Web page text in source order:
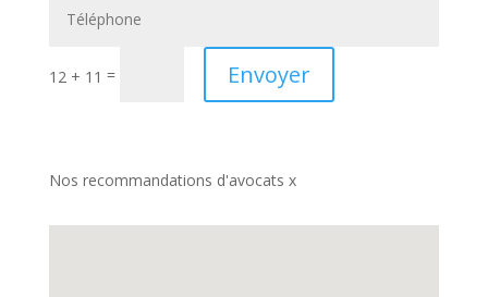
12 + 11 = Envoyer
Nos recommandations d'avocats x